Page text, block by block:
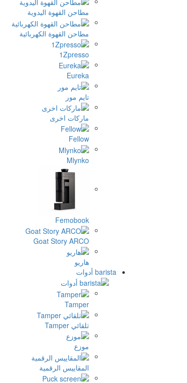
مطاحن القهوة اليدوية
مطاحن القهوة الكهربائية
1Zpresso
Eureka
تايم مور
ماركات اخرى
Fellow
Mlynko
Femobook
Goat Story ARCO
هاريو
barista أدوات
Tamper
تلقائي Tamper
موزع
المقاييس الرقمية